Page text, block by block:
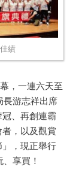
績
，一連六天至
長游志祥出席
、再創連霸
，以及觀賞
，現正舉行
享買！